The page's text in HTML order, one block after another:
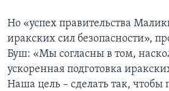
Но «успех правительства
иракских сил безопасности»,
Буш: «Мы согласны в том,
ускоренная подготовка
Наша цель – сделать так, чтобы